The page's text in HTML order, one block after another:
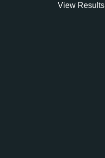
View Results